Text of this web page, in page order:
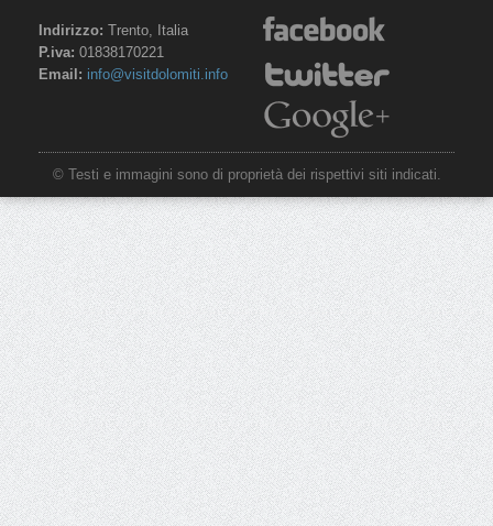
Indirizzo: Trento, Italia
P.iva: 01838170221
Email: info@visitdolomiti.info
© Testi e immagini sono di proprietà dei rispettivi siti indicati.